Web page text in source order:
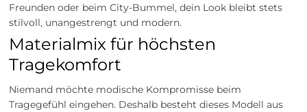
Freunden oder beim City-Bummel, dein Look bleibt stets
stilvoll, unangestrengt und modern.
Materialmix für höchsten
Tragekomfort
Niemand möchte modische Kompromisse beim
Tragegefühl eingehen. Deshalb besteht dieses Modell aus